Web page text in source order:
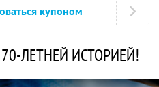
купоном
70-ЛЕТНЕЙ ИСТОРИЕЙ!